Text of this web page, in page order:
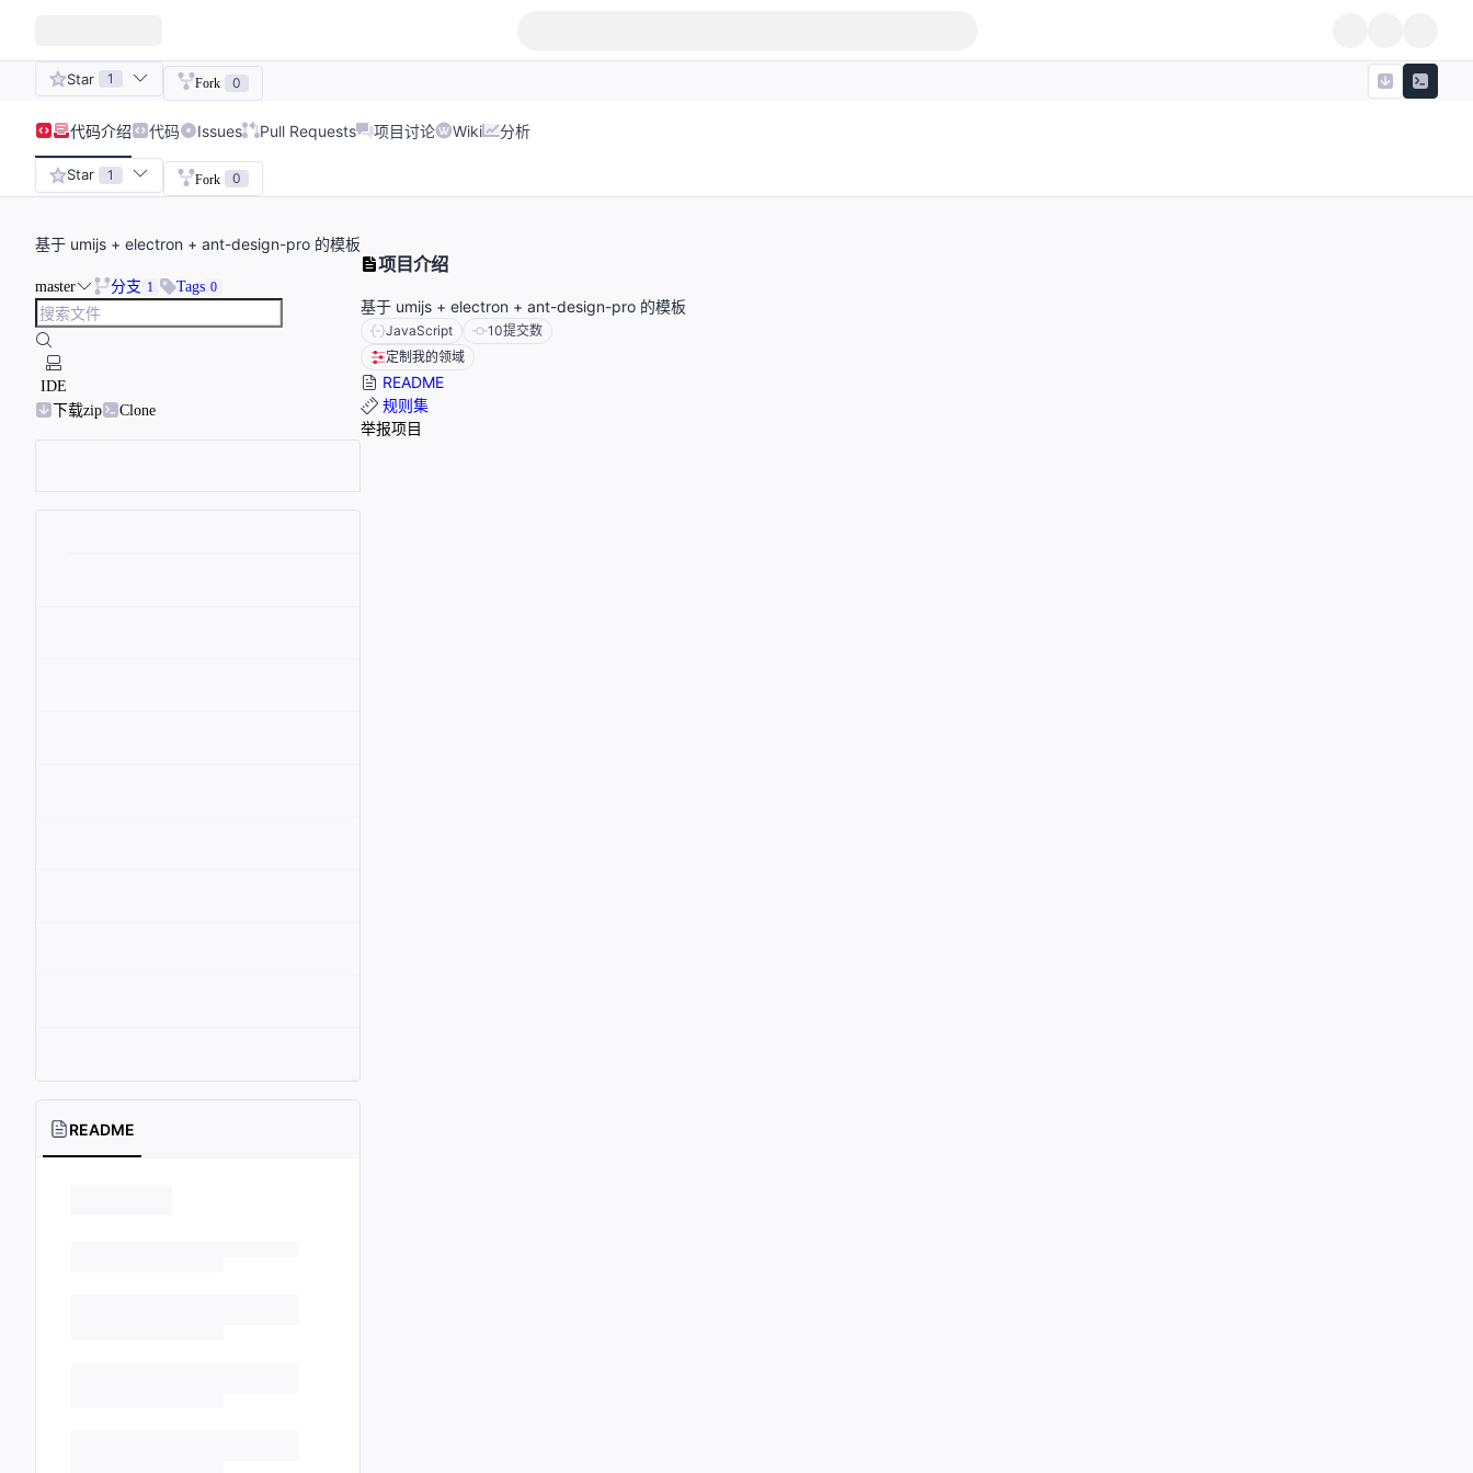
Star 1 Fork 0
代码介绍 代码 Issues Pull Requests 项目讨论 Wiki 分析
Star 1 Fork 0
基于 umijs + electron + ant-design-pro 的模板
master 分支 1 Tags 0
IDE
下载zip
Clone
README
项目介绍
基于 umijs + electron + ant-design-pro 的模板
JavaScript 10提交数
定制我的领域
README
规则集
举报项目